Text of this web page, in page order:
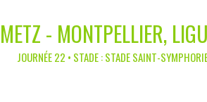
METZ - MONTPELLIER,
JOURNÉE 22 • STADE : STADE SAINT-